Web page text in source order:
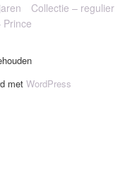
Collectie – regulier
Prince
met WordPress